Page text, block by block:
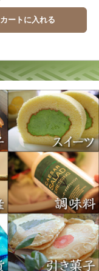
カートに入れる